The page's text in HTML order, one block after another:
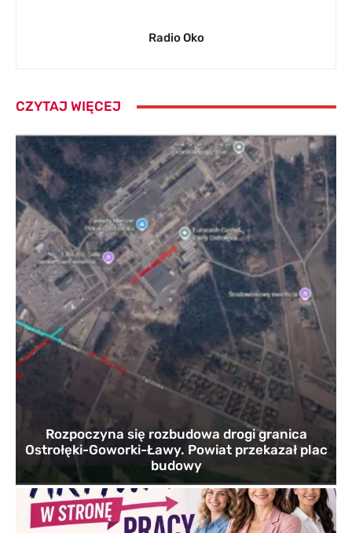
Radio Oko
CZYTAJ WIĘCEJ
Rozpoczyna się rozbudowa drogi granica
Ostrołęki-Goworki-Ławy. Powiat przekazał plac
budowy